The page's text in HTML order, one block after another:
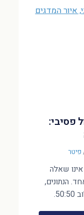
פסיבי:
פיטר
שאלה
הנתונים,